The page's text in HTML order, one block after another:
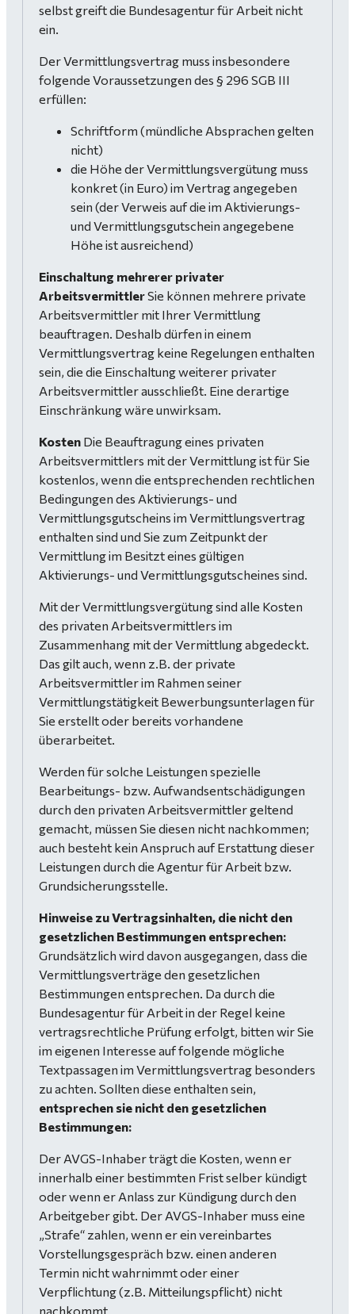
selbst greift die Bundesagentur für Arbeit nicht
ein.
Der Vermittlungsvertrag muss insbesondere
folgende Voraussetzungen des § 296 SGB III
erfüllen:
Schriftform (mündliche Absprachen gelten
nicht)
die Höhe der Vermittlungsvergütung muss
konkret (in Euro) im Vertrag angegeben
sein (der Verweis auf die im Aktivierungs-
und Vermittlungsgutschein angegebene
Höhe ist ausreichend)
Einschaltung mehrerer privater
ArbeitsvermittlerSie können mehrere private
Arbeitsvermittler mit Ihrer Vermittlung
beauftragen. Deshalb dürfen in einem
Vermittlungsvertrag keine Regelungen enthalten
sein, die die Einschaltung weiterer privater
Arbeitsvermittler ausschließt. Eine derartige
Einschränkung wäre unwirksam.
Kosten Die Beauftragung eines privaten
Arbeitsvermittlers mit der Vermittlung ist für Sie
kostenlos, wenn die entsprechenden rechtlichen
Bedingungen des Aktivierungs- und
Vermittlungsgutscheins im Vermittlungsvertrag
enthalten sind und Sie zum Zeitpunkt der
Vermittlung im Besitzt eines gültigen
Aktivierungs- und Vermittlungsgutscheines sind.
Mit der Vermittlungsvergütung sind alle Kosten
des privaten Arbeitsvermittlers im
Zusammenhang mit der Vermittlung abgedeckt.
Das gilt auch, wenn z.B. der private
Arbeitsvermittler im Rahmen seiner
Vermittlungstätigkeit Bewerbungsunterlagen für
Sie erstellt oder bereits vorhandene
überarbeitet.
Werden für solche Leistungen spezielle
Bearbeitungs- bzw. Aufwandsentschädigungen
durch den privaten Arbeitsvermittler geltend
gemacht, müssen Sie diesen nicht nachkommen;
auch besteht kein Anspruch auf Erstattung dieser
Leistungen durch die Agentur für Arbeit bzw.
Grundsicherungsstelle.
Hinweise zu Vertragsinhalten, die nicht den
gesetzlichen Bestimmungen entsprechen:
Grundsätzlich wird davon ausgegangen, dass die
Vermittlungsverträge den gesetzlichen
Bestimmungen entsprechen. Da durch die
Bundesagentur für Arbeit in der Regel keine
vertragsrechtliche Prüfung erfolgt, bitten wir Sie
im eigenen Interesse auf folgende mögliche
Textpassagen im Vermittlungsvertrag besonders
zu achten. Sollten diese enthalten sein,
entsprechen sie nicht den gesetzlichen
Bestimmungen:
Der AVGS-Inhaber trägt die Kosten, wenn er
innerhalb einer bestimmten Frist selber kündigt
oder wenn er Anlass zur Kündigung durch den
Arbeitgeber gibt. Der AVGS-Inhaber muss eine
„Strafe“ zahlen, wenn er ein vereinbartes
Vorstellungsgespräch bzw. einen anderen
Termin nicht wahrnimmt oder einer
Verpflichtung (z.B. Mitteilungspflicht) nicht
nachkommt.